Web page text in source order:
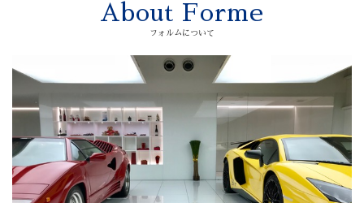
About Forme
フォルムについて